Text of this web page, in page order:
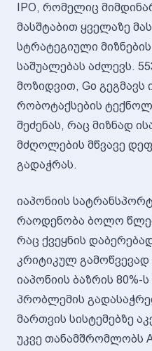
IPO, რომელიც
მასშტაბით ყველაზე
სტრატეგიული
საშუალებას აძლევს.
მოზიდვით, Go გეგმავს
რობოტაქსების
შეძენას, რაც მიზნად
მძღოლების მწვავე
გადაჭრას.
იაპონიის
რაოდენობა ბოლო
რაც ქვეყნის
კრიტიკულ
იაპონიის ბაზრის
პრობლემის
მართვის სისტემებზე
უკვე თანამშრომლობს